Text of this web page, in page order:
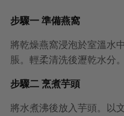
步驟一 準備燕窩
將乾燥燕窩浸泡於室溫水
脹。輕柔清洗後瀝乾水分。
步驟二 烹煮芋頭
將水煮沸後放入芋頭。以